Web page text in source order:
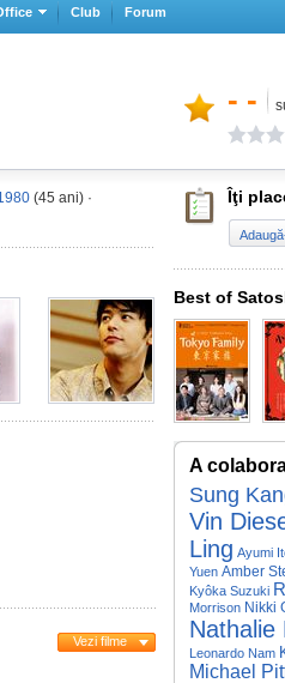
Club Forum
- -
(45 ani) ·
Vezi filme
Îţi
Best of
A
Sung
Vin
Ling Ayumi
Yuen Amber
Kyôka Suzuki
Morrison Nikki
Nathalie
Leonardo Nam
Michael